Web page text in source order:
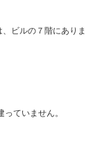
ビルの７階にありま
ていません。